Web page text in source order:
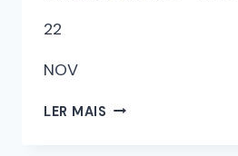
22
NOV
LER MAIS